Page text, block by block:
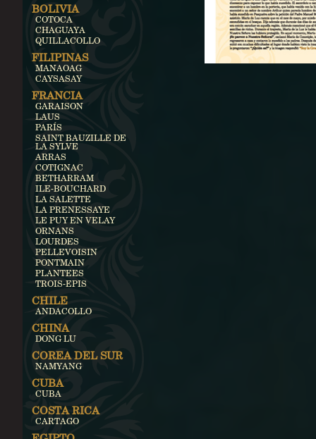
BOLIVIA
COTOCA
CHAGUAYA
QUILLACOLLO
FILIPINAS
MANAOAG
CAYSASAY
FRANCIA
GARAISON
LAUS
PARÍS
SAINT BAUZILLE DE
LA SYLVE
ARRAS
COTIGNAC
BETHARRAM
ILE-BOUCHARD
LA SALETTE
LA PRENESSAYE
LE PUY EN VELAY
ORNANS
LOURDES
PELLEVOISIN
PONTMAIN
PLANTEES
TROIS-EPIS
CHILE
ANDACOLLO
CHINA
DONG LU
COREA DEL SUR
NAMYANG
CUBA
CUBA
COSTA RICA
CARTAGO